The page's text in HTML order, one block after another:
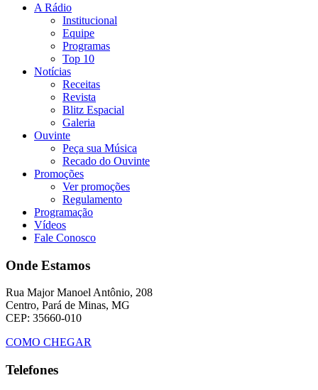
A Rádio
Institucional
Equipe
Programas
Top 10
Notícias
Receitas
Revista
Blitz Espacial
Galeria
Ouvinte
Peça sua Música
Recado do Ouvinte
Promoções
Ver promoções
Regulamento
Programação
Vídeos
Fale Conosco
Onde Estamos
Rua Major Manoel Antônio, 208
Centro, Pará de Minas, MG
CEP: 35660-010
COMO CHEGAR
Telefones